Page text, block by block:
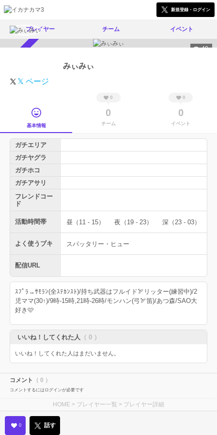
新規登録・ログイン
プレイヤー チーム イベント
40
みぃみぃ
𝕏 ページ
基本情報
0
0
チーム
0
0
イベント
ガチエリア
ガチヤグラ
ガチホコ
ガチアサリ
フレンドコー
ド
活動時間帯 昼（11 - 15） 夜（19 - 23） 深（23 - 03）
よく使うブキ スパッタリー・ヒュー
配信URL
ｽﾌﾟﾗ→ｻﾓﾗﾝ(全ｽﾃｶﾝｽﾄ)/持ち武器はフルイド🏹リッター(練習中)/2
児ママ(30↑)/9時-15時,21時-26時/モンハン(弓🏹笛)/あつ森/SAO大
好き🩷
いいね！してくれた人 （ 0 ）
いいね！してくれた人はまだいません。
コメント （ 0 ）
コメントするにはログインが必要です
HOME > プレイヤー一覧 > プレイヤー詳細
0 話す